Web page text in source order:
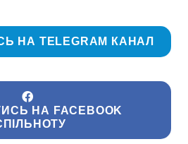
НА TELEGRAM КАНАЛ
НА FACEBOOK